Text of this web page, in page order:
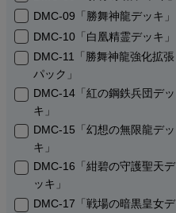
DMC-09「勝舞神龍デッキ」
DMC-10「白凰精霊デッキ」
DMC-11「勝舞神龍強化拡張
パック」
DMC-14「紅の鋼鉄兵団デッ
キ」
DMC-15「幻想の無限龍デッ
キ」
DMC-16「紺碧の守護聖天デ
ッキ」
DMC-17「戦場の暗黒皇女デ